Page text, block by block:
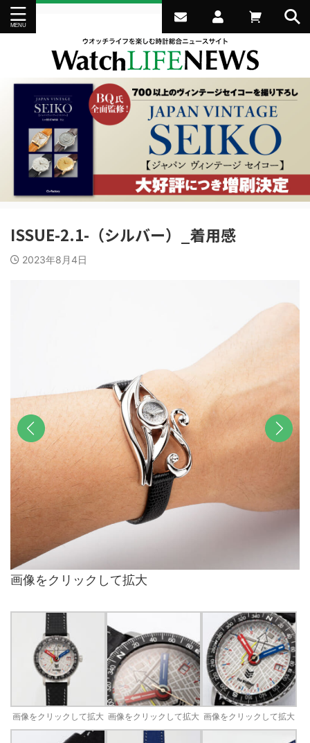
ISSUE-2.1-（シルバー）_着用感
2023年8月4日
前へ 次へ
画像をクリックして拡大
画像をクリックして拡大 画像をクリックして拡大 画像をクリックして拡大